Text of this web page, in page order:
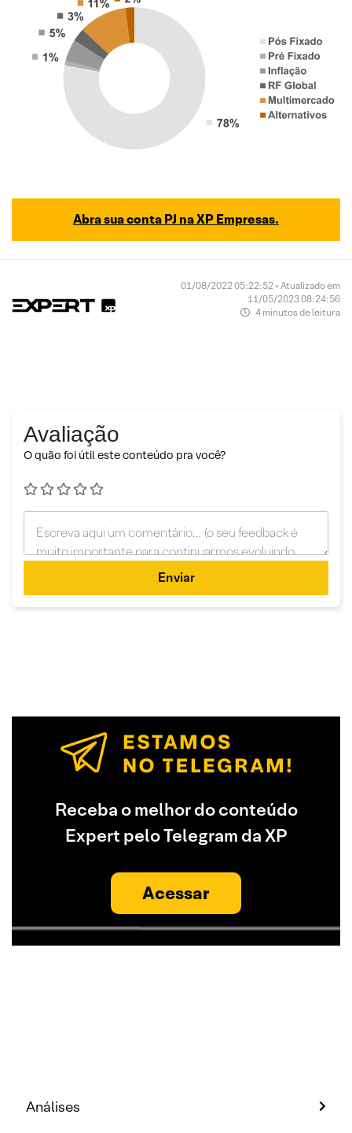
Abra sua conta PJ na XP Empresas.
01/08/2022 05:22:52 • Atualizado em
11/05/2023 08:24:56
4 minutos de leitura
Avaliação
O quão foi útil este conteúdo pra você?
Enviar
Receba o melhor do conteúdo
Expert pelo Telegram da XP
Acessar
Análises